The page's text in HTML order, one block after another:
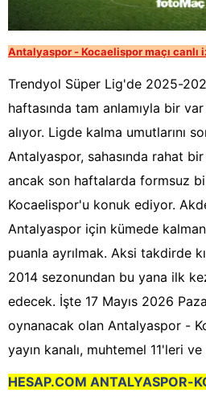
Antalyaspor - Kocaelispor maçı canlı
Trendyol Süper Lig'de 2025-
haftasında tam anlamıyla bir
alıyor. Ligde kalma umutlarını
Antalyaspor, sahasında rahat
ancak son haftalarda formsuz
Kocaelispor'u konuk ediyor.
Antalyaspor için kümede
puanla ayrılmak. Aksi takdirde
2014 sezonundan bu yana ilk
edecek. İşte 17 Mayıs 2026
oynanacak olan Antalyaspor -
yayın kanalı, muhtemel 11'leri
HESAP.COM ANTALYASPOR-